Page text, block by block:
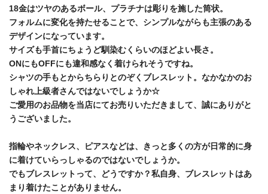
18金はツヤのあるボール、プラチナは彫りを施した筒状。
フォルムに変化を持たせることで、シンプルながらも主張のある
デザインになっています。
サイズも手首にちょうど馴染むくらいのほどよい長さ。
ONにもOFFにも違和感なく着けられそうですね。
シャツの手もとからちらりとのぞくブレスレット。なかなかのお
しゃれ上級者さんではないでしょうか☆
ご愛用のお品物を当店にてお売りいただきまして、誠にありがと
うございました。
指輪やネックレス、ピアスなどは、きっと多くの方が日常的に身
に着けていらっしゃるのではないでしょうか。
でもブレスレットって、どうですか？私自身、ブレスレットはあ
まり着けたことがありません。